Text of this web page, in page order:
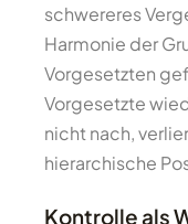
schwereres
Harmonie der
Vorgesetzten
Vorgesetzte
nicht nach,
hierarchische
Kontrolle als